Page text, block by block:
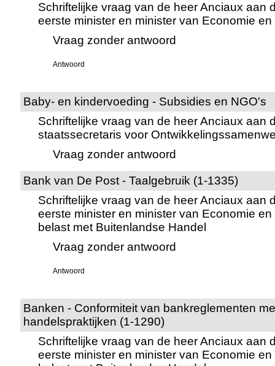
Schriftelijke vraag van de heer Anciaux aan
eerste minister en minister van Economie
Vraag zonder antwoord
Antwoord
Baby- en kindervoeding - Subsidies en NGO's
Schriftelijke vraag van de heer Anciaux aan
staatssecretaris voor
Vraag zonder antwoord
Bank van De Post - Taalgebruik (1-1335)
Schriftelijke vraag van de heer Anciaux aan
eerste minister en minister van Economie
belast met Buitenlandse Handel
Vraag zonder antwoord
Antwoord
Banken - Conformiteit van bankreglementen
handelspraktijken (1-1290)
Schriftelijke vraag van de heer Anciaux aan
eerste minister en minister van Economie